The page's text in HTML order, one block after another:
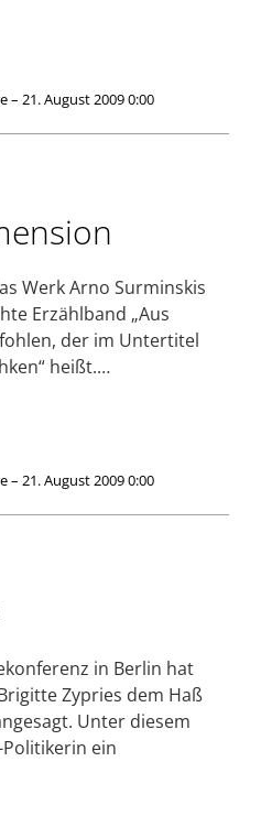
– 21. August 2009 0:00
Werk Arno Surminskis
Erzählband „Aus
der im Untertitel
heißt.…
– 21. August 2009 0:00
in Berlin hat
Zypries dem Haß
Unter diesem
ein